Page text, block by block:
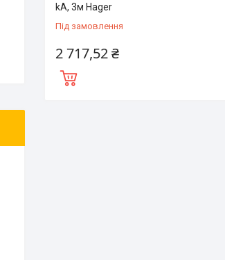
kA, 3м Hager
Під замовлення
2 717,52 ₴